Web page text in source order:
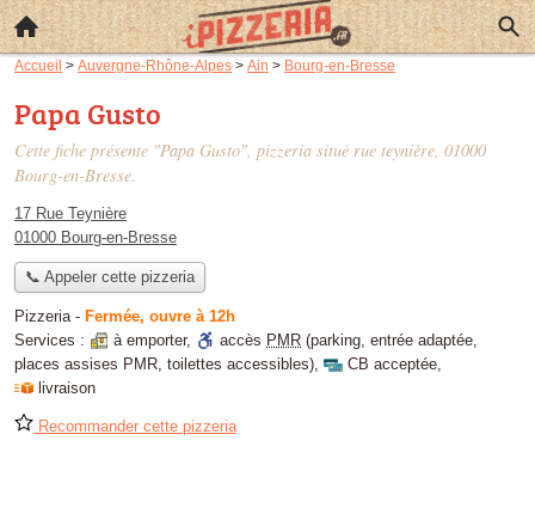
Accueil > Auvergne-Rhône-Alpes > Ain > Bourg-en-Bresse
Papa Gusto
Cette fiche présente "Papa Gusto", pizzeria situé rue teynière, 01000
Bourg-en-Bresse.
17 Rue Teynière
01000 Bourg-en-Bresse
📞 Appeler cette pizzeria
Pizzeria- Fermée, ouvre à 12h
Services :
à emporter, accès PMR (parking, entrée adaptée,
places assises PMR, toilettes accessibles), CB acceptée,
livraison
Recommander cette pizzeria